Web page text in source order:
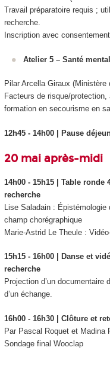
Travail préparatoire requis ;
recherche.
Inscription avec
Atelier 5 – Santé
Pilar Arcella Giraux (Ministère
Facteurs de risque/
formation en secourisme en
12h45 - 14h00 | Pause
20 mai après-midi
14h00 - 15h15 | Table
recherche
Lise Saladain : Épistémologie
champ chorégraphique
Marie-Astrid Le Theule :
15h15 - 16h00 | Danse et
recherche
Projection d’un
d’un échange.
16h00 - 16h30 | Clôture et
Par Pascal Roquet et Madina
Sondage final Wooclap